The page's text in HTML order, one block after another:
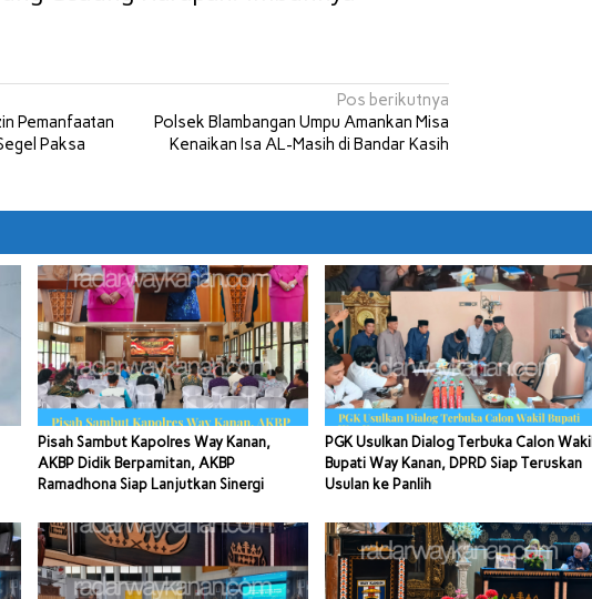
Pemanfaatan
Paksa
Pos berikutnya
Polsek Blambangan Umpu Amankan Misa
Kenaikan Isa AL-Masih di Bandar Kasih
Pisah Sambut Kapolres Way Kanan,
AKBP Didik Berpamitan, AKBP
Ramadhona Siap Lanjutkan Sinergi
PGK Usulkan Dialog Terbuka Calon Wakil
Bupati Way Kanan, DPRD Siap Teruskan
Usulan ke Panlih